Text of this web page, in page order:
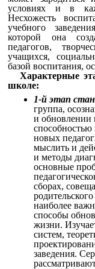
условиях и в
Несхожесть
учебного
которой она
педагогов,
учащихся,
базой воспитания,
Характерные
школе:
1-й этап
группа,
и обновлении
новых
мыслить и
и методы
основные
сборах,
наиболее
способы
жизни.
систем,
заведения.